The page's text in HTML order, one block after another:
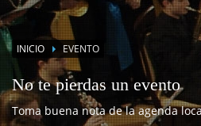
INICIO EVENTO
No te pierdas un evento
Toma buena nota de la agenda